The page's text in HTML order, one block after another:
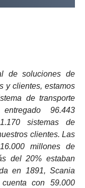
de soluciones de
y clientes, estamos
de transporte
96.443
sistemas de
clientes. Las
millones de
del 20% estaban
en 1891, Scania
con 59.000